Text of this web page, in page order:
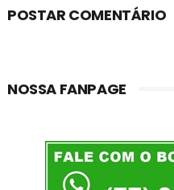
POSTAR COMENTÁRIO
NOSSA FANPAGE